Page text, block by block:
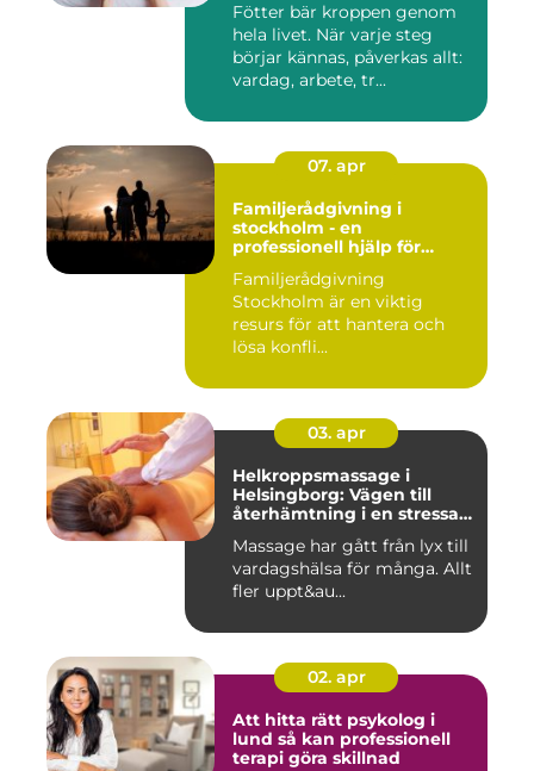
Fötter bär kroppen genom
hela livet. När varje steg
börjar kännas, påverkas allt:
vardag, arbete, tr...
07. apr
Familjerådgivning i
stockholm - en
professionell hjälp för
Familjerådgivning
Stockholm är en viktig
resurs för att hantera och
lösa konfli...
03. apr
Helkroppsmassage i
Helsingborg: Vägen till
återhämtning i en stressad
Massage har gått från lyx till
vardagshälsa för många. Allt
fler uppt&au...
02. apr
Att hitta rätt psykolog i
lund så kan professionell
terapi göra skillnad